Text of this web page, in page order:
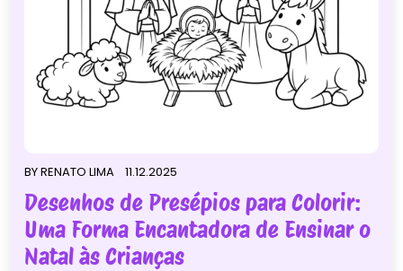
BYRENATO LIMA 11.12.2025
Desenhos de Presépios para Colorir:
Uma Forma Encantadora de Ensinar o
Natal às Crianças